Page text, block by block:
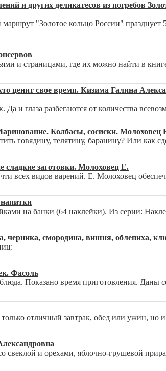
и других деликатесов из погребов
"Золотое кольцо России"
и страницами, где их можно найти в
ценит свое время. Кизима Галина
Да и глаза разбегаются от количества
Колбасы, сосиски. Молоховец
говядину, телятину, баранину? Или как
сладкие заготовки. Молоховец Е.
всех видов варений. Е. Молоховец
на банки (64 наклейки). Из серии:
черника, смородина, вишня, облепиха,
Фасоль
Показано время приготовления. Даны
отличный завтрак, обед или ужин, но
свеклой и орехами, яблочно-грушевой